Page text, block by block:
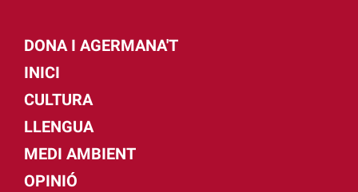
DONA I AGERMANA'T
INICI
CULTURA
LLENGUA
MEDI AMBIENT
OPINIÓ